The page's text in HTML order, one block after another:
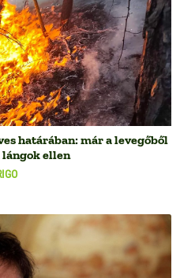
határában: már a levegőből
ellen